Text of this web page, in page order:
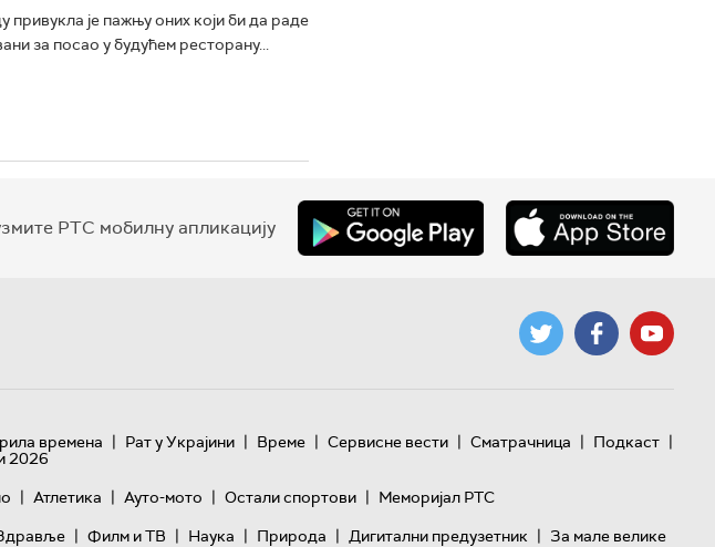
је пажњу оних који би да раде
за посао у будућем ресторану...
РТС мобилну апликацију
времена | Рат у Украјини | Време | Сервисне вести | Сматрачница | Подкаст |
2026
| Атлетика | Ауто-мото | Остали спортови | Меморијал РТС
| Филм и ТВ | Наука | Природа | Дигитални предузетник | За мале велике